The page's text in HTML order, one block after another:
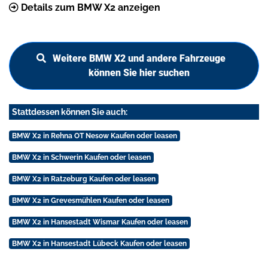
Details zum BMW X2 anzeigen
Weitere BMW X2 und andere Fahrzeuge
können Sie hier suchen
Stattdessen können Sie auch:
BMW X2 in Rehna OT Nesow Kaufen oder leasen
BMW X2 in Schwerin Kaufen oder leasen
BMW X2 in Ratzeburg Kaufen oder leasen
BMW X2 in Grevesmühlen Kaufen oder leasen
BMW X2 in Hansestadt Wismar Kaufen oder leasen
BMW X2 in Hansestadt Lübeck Kaufen oder leasen